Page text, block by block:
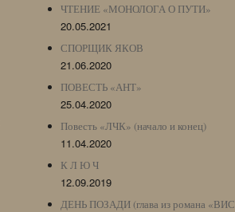
ЧТЕНИЕ «МОНОЛОГА О ПУТИ»
20.05.2021
СПОРЩИК ЯКОВ
21.06.2020
ПОВЕСТЬ «АНТ»
25.04.2020
Повесть «ЛЧК» (начало и конец)
11.04.2020
К Л Ю Ч
12.09.2019
ДЕНЬ ПОЗАДИ (глава из романа «ВИС